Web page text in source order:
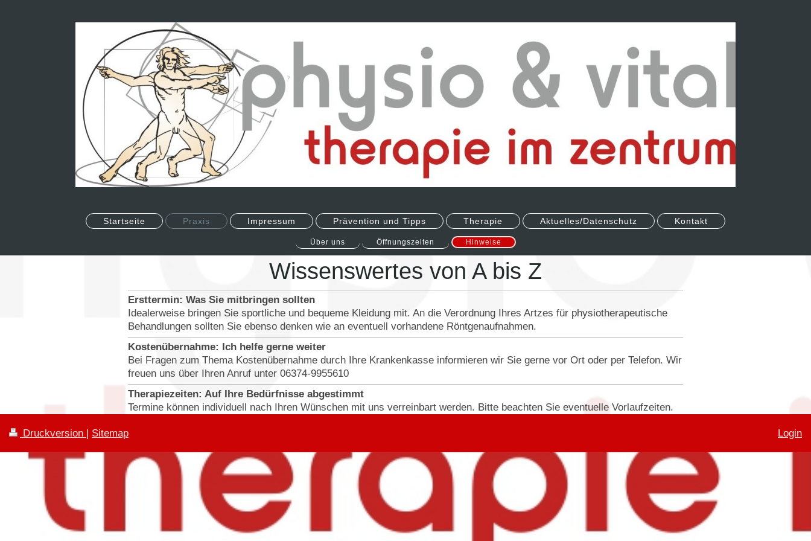
Startseite Praxis Impressum Prävention und Tipps Therapie Aktuelles/Datenschutz Kontakt
Über uns Öffnungszeiten Hinweise
Wissenswertes von A bis Z
Ersttermin: Was Sie mitbringen sollten
Idealerweise bringen Sie sportliche und bequeme Kleidung mit. An die Verordnung Ihres Artzes für physiotherapeutische
Behandlungen sollten Sie ebenso denken wie an eventuell vorhandene Röntgenaufnahmen.
Kostenübernahme: Ich helfe gerne weiter
Bei Fragen zum Thema Kostenübernahme durch Ihre Krankenkasse informieren wir Sie gerne vor Ort oder per Telefon. Wir
freuen uns über Ihren Anruf unter 06374-9955610
Therapiezeiten: Auf Ihre Bedürfnisse abgestimmt
Termine können individuell nach Ihren Wünschen mit uns verreinbart werden. Bitte beachten Sie eventuelle Vorlaufzeiten.
Druckversion Sitemap Login